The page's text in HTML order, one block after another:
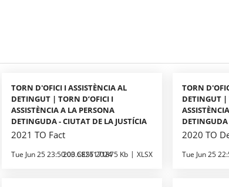
TORN D'OFICI I ASSISTÈNCIA AL
DETINGUT | TORN D’OFICI I
ASSISTÈNCIA A LA PERSONA
DETINGUDA - CIUTAT DE LA JUSTÍCIA
2021 TO Fact
Tue Jun 25 23:50:00 CEST 2024
203.6826171875 Kb XLSX
TORN
DETINGUT |
DETINGUDA
2020 TO
Tue Jun 25